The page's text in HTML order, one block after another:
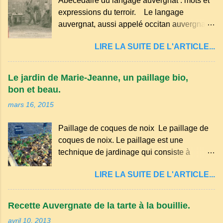
expressions du terroir. Le langage
auvergnat, aussi appelé occitan auvergnat ,
principalement en Auvergne et dans
certaines parties du Massif central . Il
et est classé parmi les dialectes du nord-
Par exemple, on trouve des mots typiques
comme "agourer" (s'accroupir) ou "aze"
(âne, utilisé aussi pour désigner quelqu'un
Auvergne particulièrement du Puy-de-
Dôme . A Adrillier : arbres de la famille...
LIRE LA SUITE DE L'ARTICLE...
Le jardin de Marie-Jeanne, un paillage bio,
bon et beau.
mars 16, 2015
Paillage de coques de noix Le paillage de
coques de noix. Le paillage est une
technique de jardinage qui consiste à
organiques, minéraux ou synthétiques pour
le protéger et améliorer sa fertilité. Il
présente plusieurs avantages : Réduction
des arrosages : Le paillage limite
LIRE LA SUITE DE L'ARTICLE...
Recette Auvergnate de la tarte à la bouillie.
avril 10, 2013